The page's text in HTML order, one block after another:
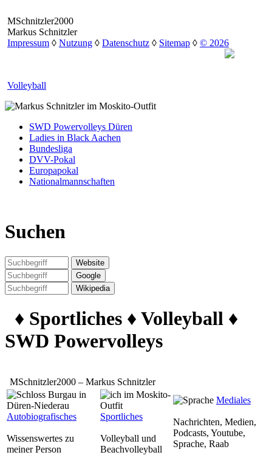
MSchnitzler2000
Markus Schnitzler
Impressum ◊ Nutzung ◊ Datenschutz ◊ Sitemap ◊ © 2026
Volleyball
SWD Powervolleys Düren
Ladies in Black Aachen
Bundesliga
DVV-Pokal
Europapokal
Nationalmannschaften
Suchen
♦ Sportliches ♦ Volleyball ♦
SWD Powervolleys
MSchnitzler2000 – Markus Schnitzler
Autobiografisches
Wissenswertes zu
meiner Person
Sportliches
Volleyball und
Beachvolleyball
Mediales
Nachrichten, Medien,
Podcasts, Youtube,
Sprache, Raab